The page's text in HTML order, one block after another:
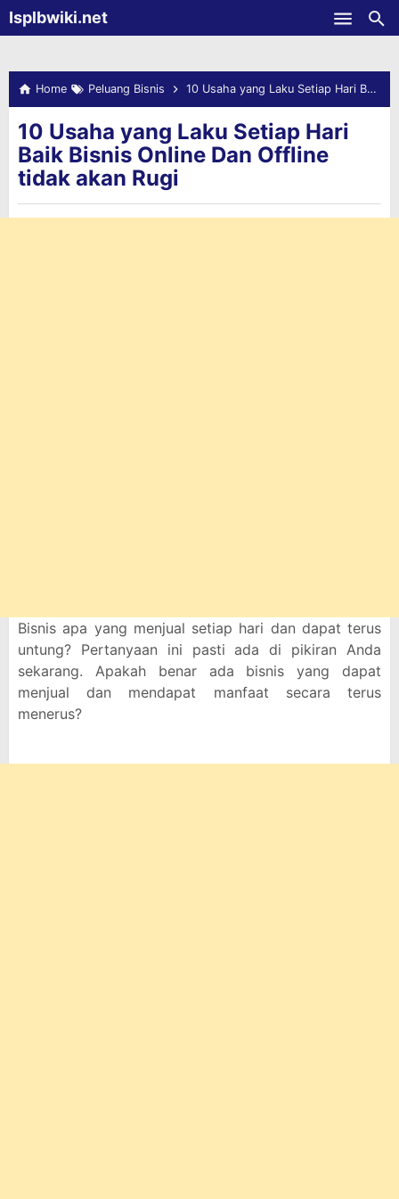
-->Isplbwiki.net
Home Peluang Bisnis 10 Usaha yang Laku Setiap Hari Baik Bisnis Online Dan Offline tidak akan Rugi
10 Usaha yang Laku Setiap Hari
Baik Bisnis Online Dan Offline
tidak akan Rugi
Bisnis apa yang menjual setiap hari dan dapat terus
untung? Pertanyaan ini pasti ada di pikiran Anda
sekarang. Apakah benar ada bisnis yang dapat
menjual dan mendapat manfaat secara terus
menerus?